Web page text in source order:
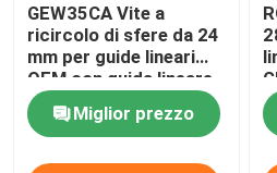
GEW35CA Vite a
ricircolo di sfere da 24
mm per guide lineari
OEM con guida lineare
Miglior prezzo